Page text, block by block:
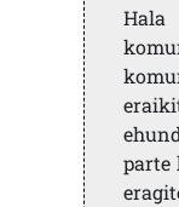
parte